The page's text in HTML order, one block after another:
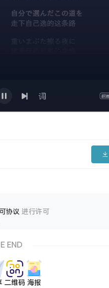
协议 进行许可
END
二维码 海报